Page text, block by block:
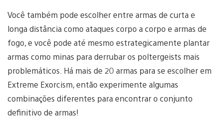
Você também pode escolher entre armas de curta e
longa distância como ataques corpo a corpo e armas de
fogo, e você pode até mesmo estrategicamente plantar
armas como minas para derrubar os poltergeists mais
problemáticos. Há mais de 20 armas para se escolher em
Extreme Exorcism, então experimente algumas
combinações diferentes para encontrar o conjunto
definitivo de armas!